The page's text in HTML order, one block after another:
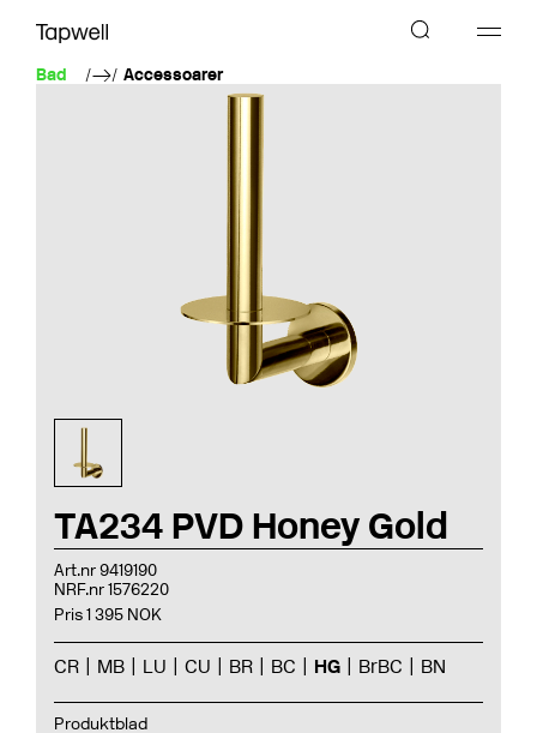
Bad Accessoarer
TA234 PVD Honey Gold
Art.nr 9419190
NRF.nr 1576220
Pris 1 395 NOK
CR MB LU CU BR BC HG BrBC BN
Produktblad